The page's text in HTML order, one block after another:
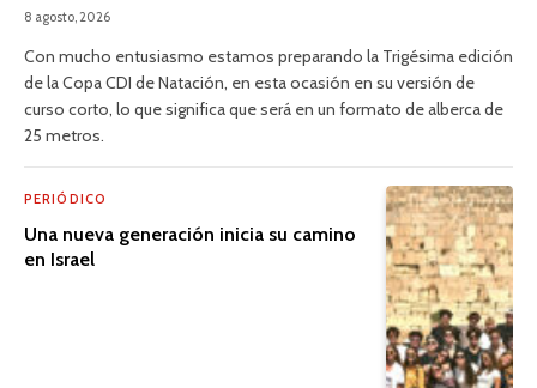
8 agosto, 2026
Con mucho entusiasmo estamos preparando la Trigésima edición
de la Copa CDI de Natación, en esta ocasión en su versión de
curso corto, lo que significa que será en un formato de alberca de
25 metros.
PERIÓDICO
Una nueva generación inicia su camino
en Israel